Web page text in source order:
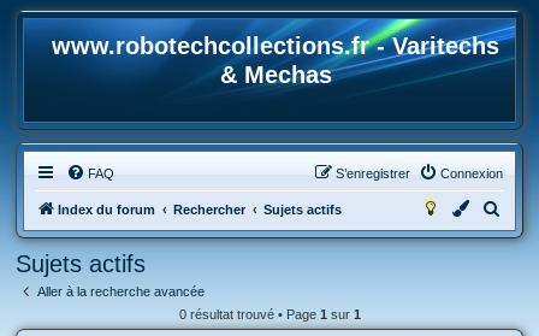
www.robotechcollections.fr - Varitechs
& Mechas
FAQ Connexion
S’enregistrer
Index du forum Rechercher Sujets actifs
e
e
Sujets actifs
Aller à la recherche avancée
0 résultat trouvé • Page 1 sur 1